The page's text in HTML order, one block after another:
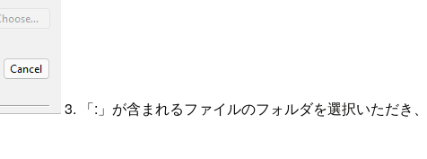
3. 「:」が含まれるファイルのフォルダを選択いただき